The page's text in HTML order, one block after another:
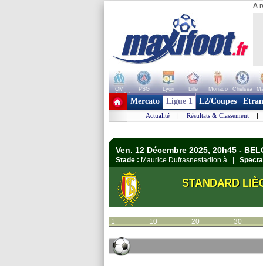
A
OM PSG Lyon Lille Monaco Chelsea
+ de clubs
Mercato Ligue 1 L2/Coupes
Actualité | Résultats & Classement |
Ven. 12 Décembre 2025, 20h45 -
Stade : Maurice Dufrasnestadion à |
STANDARD
1 10 20 30